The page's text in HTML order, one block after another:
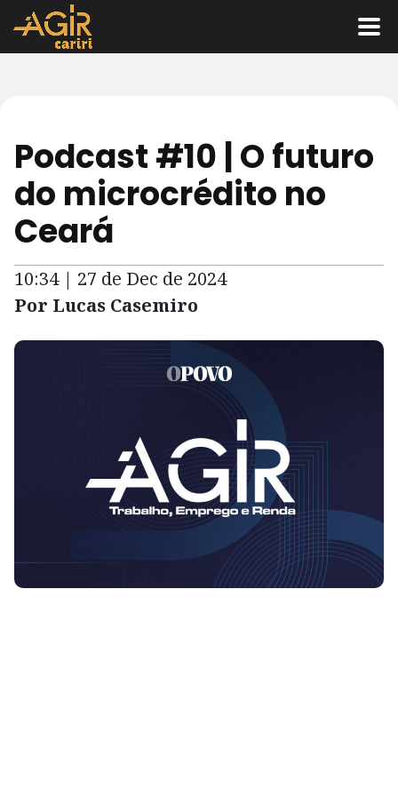
Podcast #10 | O futuro
do microcrédito no
Ceará
10:34 | 27 de Dec de 2024
Por Lucas Casemiro